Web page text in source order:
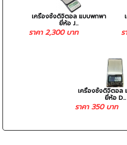
เครื่องชั่งดิจิตอล แบบพกพา
ยี่ห้อ J...
ราคา 2,300 บาท
เครื่องชั่งดิจิตอล
ยี่ห้อ D...
ราคา 350 บาท